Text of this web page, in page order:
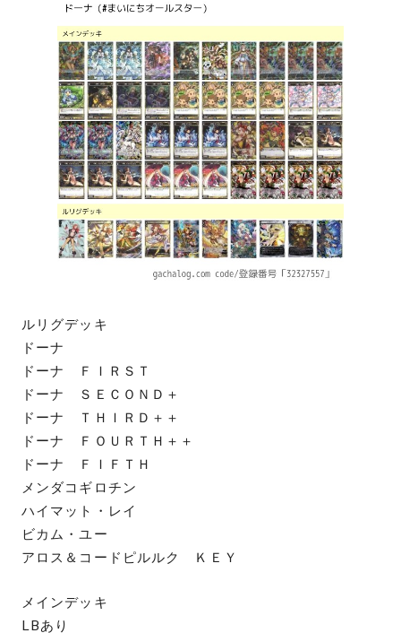
ルリグデッキ
ドーナ
ドーナ ＦＩＲＳＴ
ドーナ ＳＥＣＯＮＤ＋
ドーナ ＴＨＩＲＤ＋＋
ドーナ ＦＯＵＲＴＨ＋＋
ドーナ ＦＩＦＴＨ
メンダコギロチン
ハイマット・レイ
ビカム・ユー
アロス＆コードピルルク ＫＥＹ
メインデッキ
LBあり